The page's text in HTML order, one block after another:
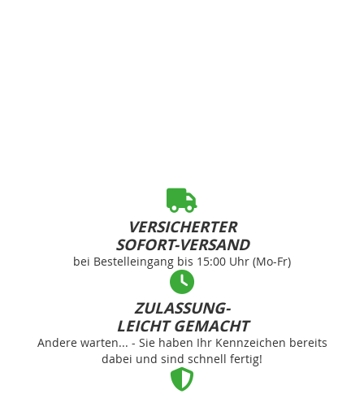
VERSICHERTER
SOFORT-VERSAND
bei Bestelleingang bis 15:00 Uhr (Mo-Fr)
ZULASSUNG-
LEICHT GEMACHT
Andere warten... - Sie haben Ihr Kennzeichen bereits
dabei und sind schnell fertig!